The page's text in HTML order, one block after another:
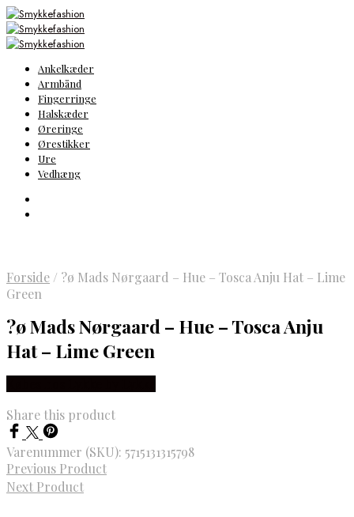
Ankelkæder
Armbånd
Fingerringe
Halskæder
Øreringe
Ørestikker
Ure
Vedhæng
Forside / ?ø Mads Nørgaard – Hue – Tosca Anju Hat – Lime
Green
?ø Mads Nørgaard – Hue – Tosca Anju
Hat – Lime Green
Share this product
Varenummer (SKU): 5715131315798
Previous Product
Next Product